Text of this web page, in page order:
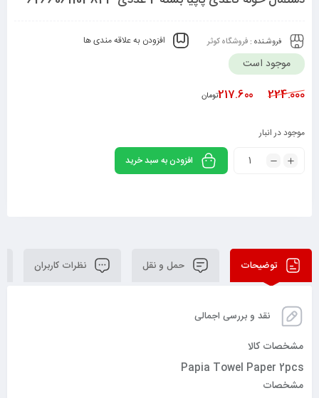
فروشـنده : فروشگاه کوثر افزودن به علاقه مندی ها
موجود است
224.000
217.600تومان
موجود در انبار
افزودن به سبد خرید
توضیحات حمل و نقل نظرات کاربران
نقد و بررسی اجمالی
مشخصات کالا
Papia Towel Paper 2pcs
مشخصات